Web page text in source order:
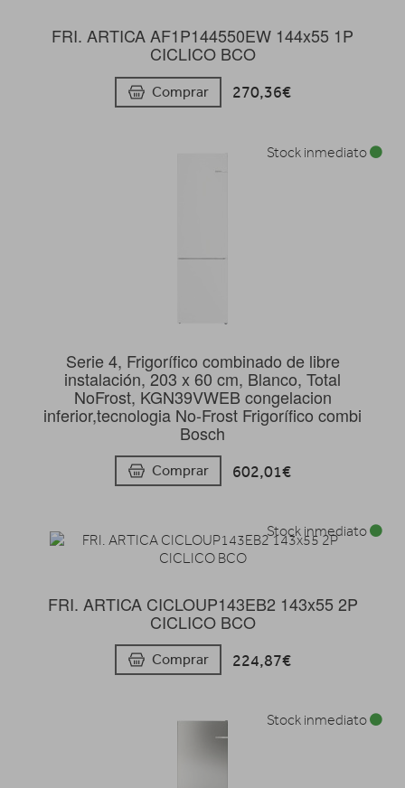
FRI. ARTICA AF1P144550EW 144x55 1P
CICLICO BCO
Comprar 270,36€
Serie 4, Frigorífico combinado de libre
instalación, 203 x 60 cm, Blanco, Total
NoFrost, KGN39VWEB congelacion
inferior,tecnologia No-Frost Frigorífico combi
Bosch
Comprar 602,01€
Stock inmediato
FRI. ARTICA CICLOUP143EB2 143x55 2P
CICLICO BCO
Comprar 224,87€
Stock inmediato
Stock inmediato